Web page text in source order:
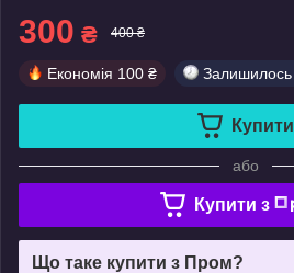
300 ₴ 400 ₴
Економія 100 ₴ Залишилось
Купити
або
Купити з
Що таке купити з Пром?